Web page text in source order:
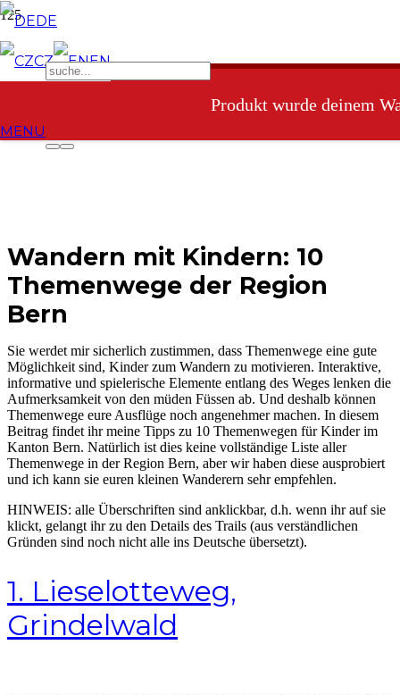
DE
CZ EN
MENU
Produkt wurde deinem
Wandern mit Kindern: 10
Themenwege der Region
Bern
Sie werdet mir sicherlich zustimmen, dass Themenwege eine gute
Möglichkeit sind, Kinder zum Wandern zu motivieren. Interaktive,
informative und spielerische Elemente entlang des Weges lenken die
Aufmerksamkeit von den müden Füssen ab. Und deshalb können
Themenwege eure Ausflüge noch angenehmer machen. In diesem
Beitrag findet ihr meine Tipps zu 10 Themenwegen für Kinder im
Kanton Bern. Natürlich ist dies keine vollständige Liste aller
Themenwege in der Region Bern, aber wir haben diese ausprobiert
und ich kann sie euren kleinen Wanderern sehr empfehlen.
HINWEIS: alle Überschriften sind anklickbar, d.h. wenn ihr auf sie
klickt, gelangt ihr zu den Details des Trails (aus verständlichen
Gründen sind noch nicht alle ins Deutsche übersetzt).
1. Lieselotteweg,
Grindelwald